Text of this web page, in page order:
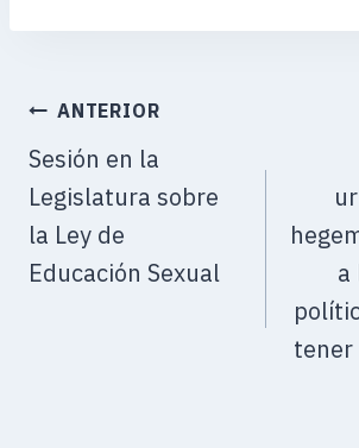
ANTERIOR
Sesión en la
Legislatura sobre
la Ley de
Educación Sexual
a
tener